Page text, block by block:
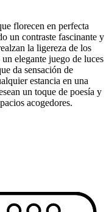
florecen en perfecta
un contraste fascinante y
la ligereza de los
elegante juego de luces
da sensación de
estancia en una
un toque de poesía y
acogedores.